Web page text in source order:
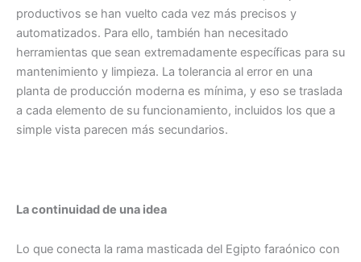
productivos se han vuelto cada vez más precisos y
automatizados. Para ello, también han necesitado
herramientas que sean extremadamente específicas para su
mantenimiento y limpieza. La tolerancia al error en una
planta de producción moderna es mínima, y eso se traslada
a cada elemento de su funcionamiento, incluidos los que a
simple vista parecen más secundarios.
La continuidad de una idea
Lo que conecta la rama masticada del Egipto faraónico con